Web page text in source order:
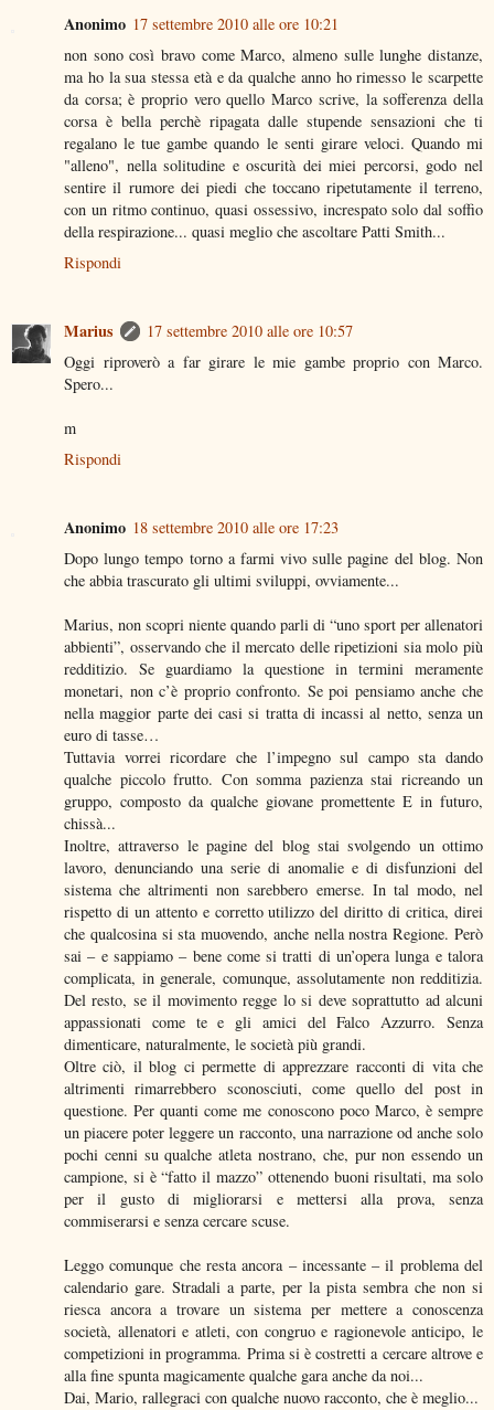
Anonimo 17 settembre 2010 alle ore 10:21
non sono così bravo come Marco, almeno sulle lunghe distanze,
ma ho la sua stessa età e da qualche anno ho rimesso le scarpette
da corsa; è proprio vero quello Marco scrive, la sofferenza della
corsa è bella perchè ripagata dalle stupende sensazioni che ti
regalano le tue gambe quando le senti girare veloci. Quando mi
"alleno", nella solitudine e oscurità dei miei percorsi, godo nel
sentire il rumore dei piedi che toccano ripetutamente il terreno,
con un ritmo continuo, quasi ossessivo, increspato solo dal soffio
della respirazione... quasi meglio che ascoltare Patti Smith...
Rispondi
Marius
17 settembre 2010 alle ore 10:57
Oggi riproverò a far girare le mie gambe proprio con Marco.
Spero...
m
Rispondi
Anonimo 18 settembre 2010 alle ore 17:23
Dopo lungo tempo torno a farmi vivo sulle pagine del blog. Non
che abbia trascurato gli ultimi sviluppi, ovviamente...
Marius, non scopri niente quando parli di “uno sport per allenatori
abbienti”, osservando che il mercato delle ripetizioni sia molo più
redditizio. Se guardiamo la questione in termini meramente
monetari, non c’è proprio confronto. Se poi pensiamo anche che
nella maggior parte dei casi si tratta di incassi al netto, senza un
euro di tasse…
Tuttavia vorrei ricordare che l’impegno sul campo sta dando
qualche piccolo frutto. Con somma pazienza stai ricreando un
gruppo, composto da qualche giovane promettente E in futuro,
chissà...
Inoltre, attraverso le pagine del blog stai svolgendo un ottimo
lavoro, denunciando una serie di anomalie e di disfunzioni del
sistema che altrimenti non sarebbero emerse. In tal modo, nel
rispetto di un attento e corretto utilizzo del diritto di critica, direi
che qualcosina si sta muovendo, anche nella nostra Regione. Però
sai – e sappiamo – bene come si tratti di un’opera lunga e talora
complicata, in generale, comunque, assolutamente non redditizia.
Del resto, se il movimento regge lo si deve soprattutto ad alcuni
appassionati come te e gli amici del Falco Azzurro. Senza
dimenticare, naturalmente, le società più grandi.
Oltre ciò, il blog ci permette di apprezzare racconti di vita che
altrimenti rimarrebbero sconosciuti, come quello del post in
questione. Per quanti come me conoscono poco Marco, è sempre
un piacere poter leggere un racconto, una narrazione od anche solo
pochi cenni su qualche atleta nostrano, che, pur non essendo un
campione, si è “fatto il mazzo” ottenendo buoni risultati, ma solo
per il gusto di migliorarsi e mettersi alla prova, senza
commiserarsi e senza cercare scuse.
Leggo comunque che resta ancora – incessante – il problema del
calendario gare. Stradali a parte, per la pista sembra che non si
riesca ancora a trovare un sistema per mettere a conoscenza
società, allenatori e atleti, con congruo e ragionevole anticipo, le
competizioni in programma. Prima si è costretti a cercare altrove e
alla fine spunta magicamente qualche gara anche da noi...
Dai, Mario, rallegraci con qualche nuovo racconto, che è meglio...